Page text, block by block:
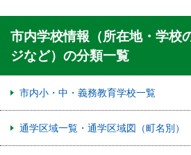
市内学校情報（所在地・学校
ジなど）の分類一覧
市内小・中・義務教育学校一覧
通学区域一覧・通学区域図（町名別）